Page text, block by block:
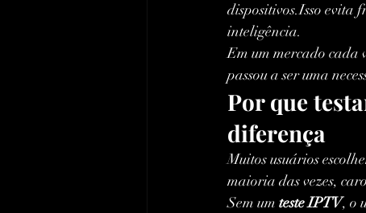
dispositivos.Isso evita
inteligência.
Em um mercado cada
passou a ser uma
Por que
diferença
Muitos usuários
maioria das vezes,
Sem um teste IPTV, o